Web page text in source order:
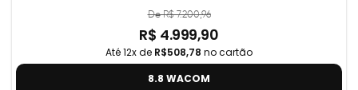
De R$ 7.200,96
R$ 4.999,90
Até 12x de R$508,78 no cartão
8.8 WACOM